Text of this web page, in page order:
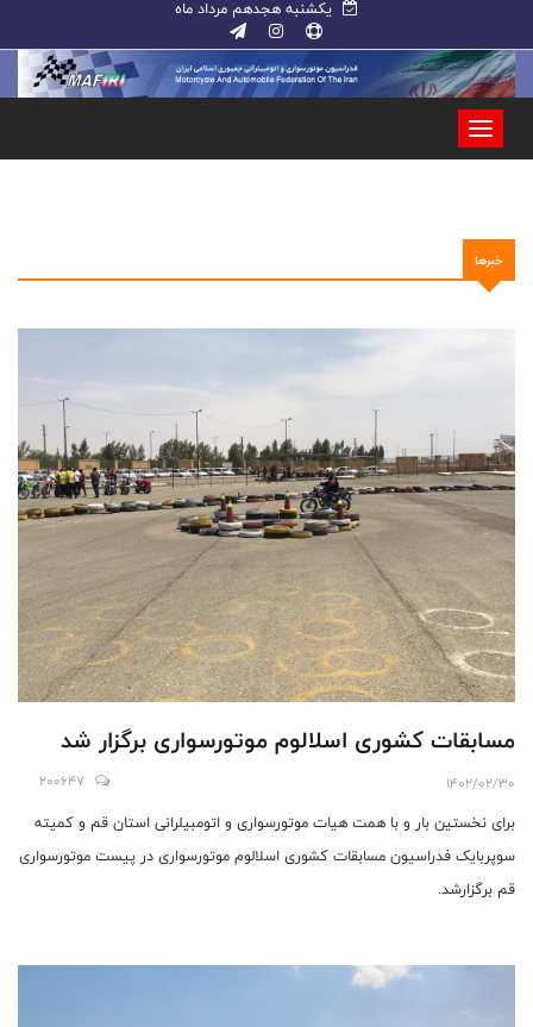
یکشنبه هجدهم مرداد ماه
خبرها
مسابقات کشوری اسلالوم موتورسواری برگزار شد
1402/02/30
200647
برای نخستین بار و با همت هیات موتورسواری و اتومبیلرانی استان قم و کمیته
سوپربایک فدراسیون مسابقات کشوری اسلالوم موتورسواری در پیست موتورسواری
قم برگزارشد.